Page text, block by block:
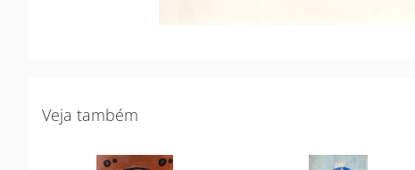
Veja também